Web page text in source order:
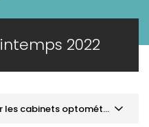
2022
De nouvelles obligations pour les cabinets optométriques